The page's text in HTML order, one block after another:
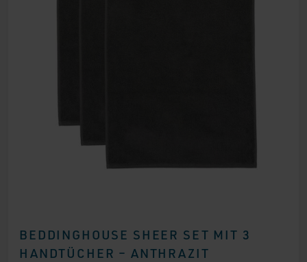
BEDDINGHOUSE SHEER SET MIT 3
HANDTÜCHER – ANTHRAZIT